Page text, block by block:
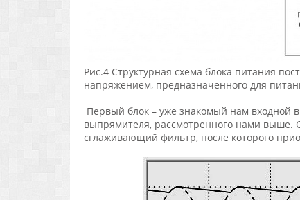
Рис.4 Структурная схема блока питания
напряжением, предназначенного для
Первый блок – уже знакомый нам входной
выпрямителя, рассмотренного нами выше.
сглаживающий фильтр, после которого